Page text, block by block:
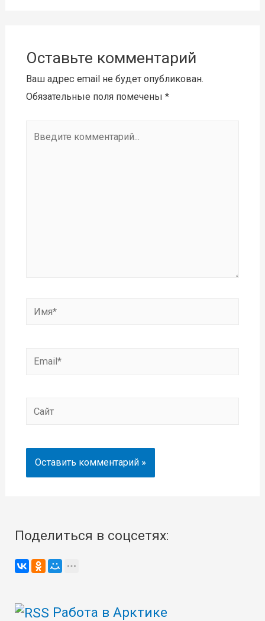
Оставьте комментарий
Ваш адрес email не будет опубликован.
Обязательные поля помечены *
Имя*
Email*
Сайт
Поделиться в соцсетях:
Работа в Арктике